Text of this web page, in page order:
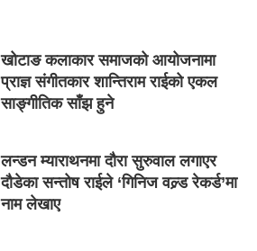
खोटाङ कलाकार समाजको आयोजनामा
प्राज्ञ संगीतकार शान्तिराम राईको एकल
साङ्गीतिक साँझ हुने
लन्डन म्याराथनमा दौरा सुरुवाल लगाएर
दौडेका सन्तोष राईले ‘गिनिज वल्र्ड रेकर्ड’मा
नाम लेखाए